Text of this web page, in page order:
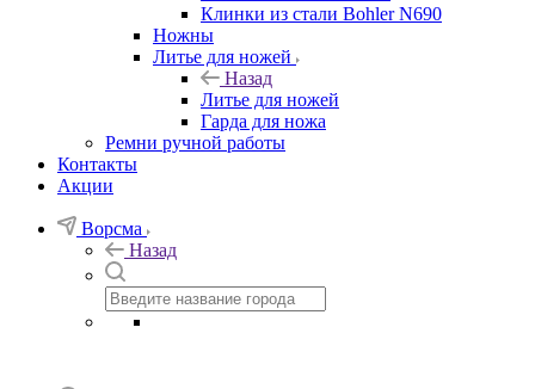
Клинки из стали Bohler N690
Ножны
Литье для ножей
Назад
Литье для ножей
Гарда для ножа
Ремни ручной работы
Контакты
Акции
Ворсма
Назад